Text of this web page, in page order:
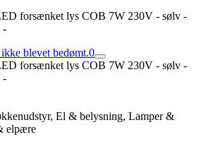
forsænket lys COB 7W 230V - sølv -
-
blevet bedømt.0
forsænket lys COB 7W 230V - sølv -
-
El & belysning, Lamper &
elpære